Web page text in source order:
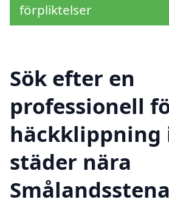
förpliktelser
Sök efter en
professionell
häckklippning
städer nära